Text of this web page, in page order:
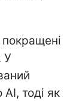
У
тоді як